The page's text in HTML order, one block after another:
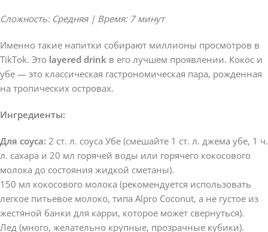
Сложность: Средняя | Время: 7 минут
Именно такие напитки собирают миллионы просмотров в
TikTok. Это layered drink в его лучшем проявлении. Кокос и
убе — это классическая гастрономическая пара, рожденная
на тропических островах.
Ингредиенты:
Для соуса: 2 ст. л. соуса Убе (смешайте 1 ст. л. джема убе, 1 ч.
л. сахара и 20 мл горячей воды или горячего кокосового
молока до состояния жидкой сметаны).
150 мл кокосового молока (рекомендуется использовать
легкое питьевое молоко, типа Alpro Coconut, а не густое из
жестяной банки для карри, которое может свернуться).
Лед (много, желательно крупные, прозрачные кубики).